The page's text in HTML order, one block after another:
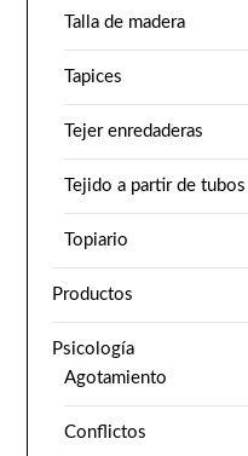
Talla de madera
Tapices
Tejer enredaderas
Tejido a partir de
Topiario
Productos
Psicología
Agotamiento
Conflictos